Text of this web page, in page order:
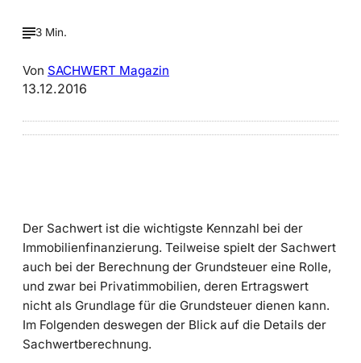
3 Min.
Von SACHWERT Magazin
13.12.2016
Der Sachwert ist die wichtigste Kennzahl bei der
Immobilienfinanzierung. Teilweise spielt der Sachwert
auch bei der Berechnung der Grundsteuer eine Rolle,
und zwar bei Privatimmobilien, deren Ertragswert
nicht als Grundlage für die Grundsteuer dienen kann.
Im Folgenden deswegen der Blick auf die Details der
Sachwertberechnung.